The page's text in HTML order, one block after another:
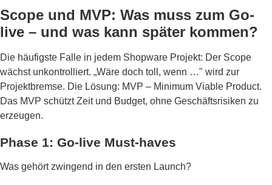
Scope und MVP: Was muss zum Go-
live – und was kann später kommen?
Die häufigste Falle in jedem Shopware Projekt: Der Scope
wächst unkontrolliert. „Wäre doch toll, wenn …" wird zur
Projektbremse. Die Lösung: MVP – Minimum Viable Product.
Das MVP schützt Zeit und Budget, ohne Geschäftsrisiken zu
erzeugen.
Phase 1: Go-live Must-haves
Was gehört zwingend in den ersten Launch?